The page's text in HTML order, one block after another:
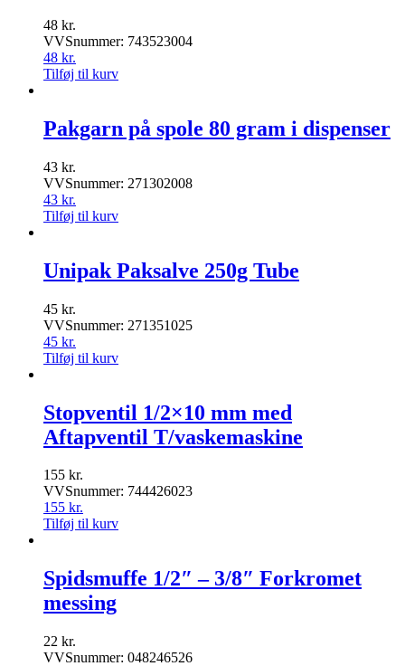
48 kr.
VVSnummer: 743523004
48 kr.
Tilføj til kurv
Pakgarn på spole 80 gram i dispenser
43 kr.
VVSnummer: 271302008
43 kr.
Tilføj til kurv
Unipak Paksalve 250g Tube
45 kr.
VVSnummer: 271351025
45 kr.
Tilføj til kurv
Stopventil 1/2×10 mm med
Aftapventil T/vaskemaskine
155 kr.
VVSnummer: 744426023
155 kr.
Tilføj til kurv
Spidsmuffe 1/2″ – 3/8″ Forkromet
messing
22 kr.
VVSnummer: 048246526